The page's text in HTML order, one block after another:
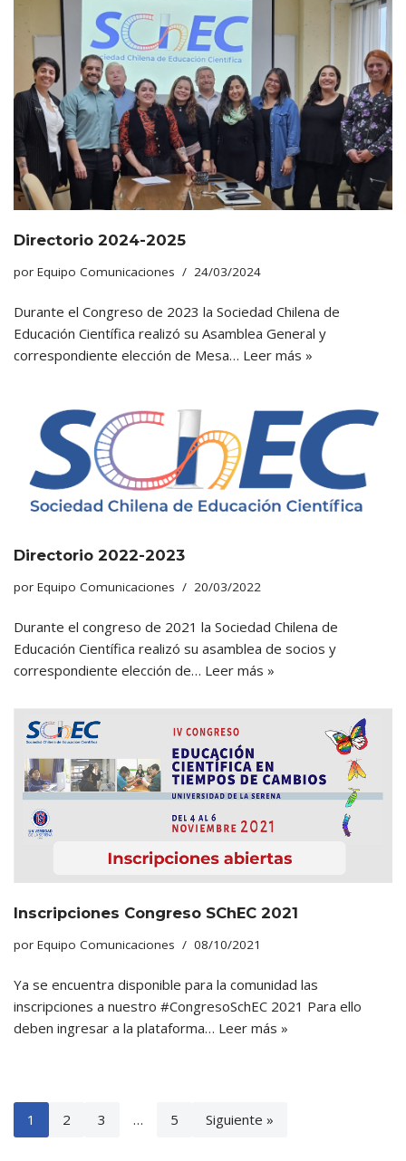
Directorio 2024-2025
por Equipo Comunicaciones 24/03/2024
Durante el Congreso de 2023 la Sociedad Chilena de
Educación Científica realizó su Asamblea General y
correspondiente elección de Mesa… Leer más »
Directorio 2022-2023
por Equipo Comunicaciones 20/03/2022
Durante el congreso de 2021 la Sociedad Chilena de
Educación Científica realizó su asamblea de socios y
correspondiente elección de… Leer más »
Inscripciones Congreso SChEC 2021
por Equipo Comunicaciones 08/10/2021
Ya se encuentra disponible para la comunidad las
inscripciones a nuestro #CongresoSchEC 2021 Para ello
deben ingresar a la plataforma… Leer más »
1 2 3 … 5 Siguiente »